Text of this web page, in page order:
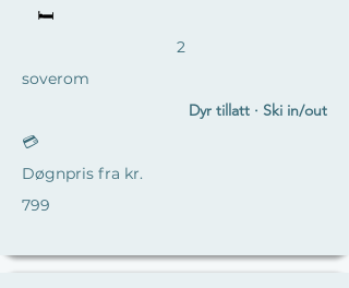
🛏️
2
soverom
Dyr tillatt · Ski in/out
💳
Døgnpris fra kr.
799